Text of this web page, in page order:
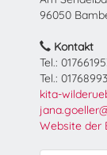
96050
Kontakt
Tel.:
Tel.:
kita-
Website der